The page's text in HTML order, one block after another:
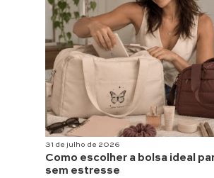
31 de julho de 2026
Como escolher a bolsa ideal
sem estresse